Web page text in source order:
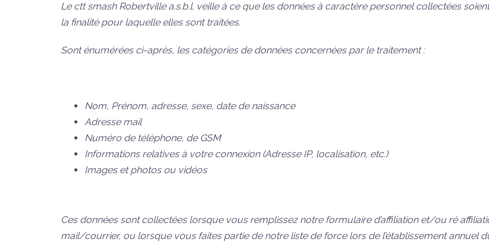
Le ctt smash Robertville a.s.b.l. veille à ce que les données à caractère personnel collectées
la finalité pour laquelle elles sont traitées.
Sont énumérées ci-après, les catégories de données concernées par le traitement :
Nom, Prénom, adresse, sexe, date de naissance
Adresse mail
Numéro de téléphone, de GSM
Informations relatives à votre connexion (Adresse IP, localisation, etc.)
Images et photos ou vidéos
Ces données sont collectées lorsque vous remplissez notre formulaire d’affiliation et/ou ré
mail/courrier, ou lorsque vous faites partie de notre liste de force lors de l’établissement annuel